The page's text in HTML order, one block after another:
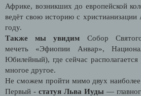
Африке, возникших до европейской
ведёт свою историю с христианизации
году.
Также мы увидим Собор
мечеть «Эфиопии Анвар», Н
Юбилейный), где сейчас располагается
многое другое.
Не сможем пройти мимо двух
Первый - статуя Льва Иуды —